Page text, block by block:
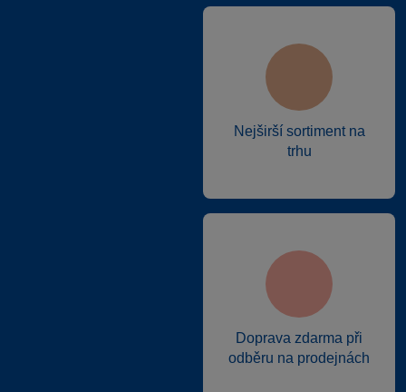
Nejširší sortiment na
trhu
Doprava zdarma při
odběru na prodejnách